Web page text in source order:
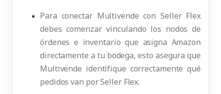
Para conectar Multivende con Seller Flex
debes comenzar vinculando los nodos de
órdenes e inventario que asigna Amazon
directamente a tu bodega, esto asegura que
Multivende identifique correctamente qué
pedidos van por Seller Flex.